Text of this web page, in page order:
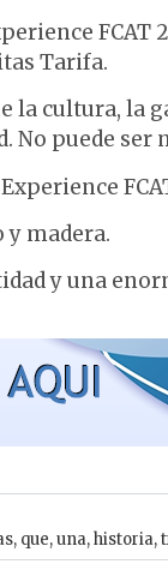
Tarifa.
la cultura, la
No puede
madera.
y una
, que,una,historia,